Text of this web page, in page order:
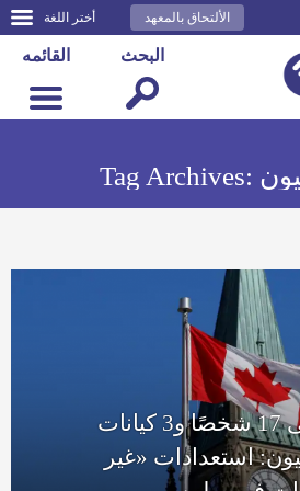
أختر اللغة الألتحاق بالمعهد
القائمه البحث
Tag Archives:
عقوبات كندية على 17 شخصًا و3 كيانات
استعدادات «غير